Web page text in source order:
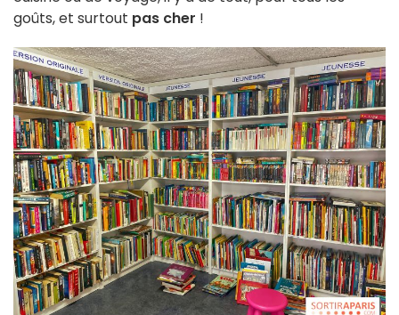
goûts, et surtout pas cher !